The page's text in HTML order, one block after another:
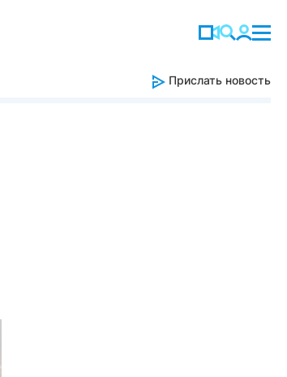
Прислать новость